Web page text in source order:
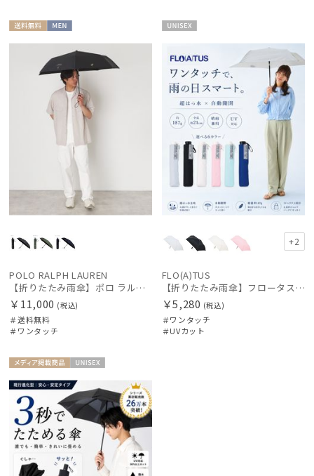
POLO RALPH LAUREN
【折りたたみ雨傘】ポロ ラルフ ローレン (POLO RALPH LAUREN) ツイル無地×カラーポニー 自動開閉 ワンタッチ
￥11,000 (税込)
＃送料無料
＃ワンタッチ
+2
FLO(A)TUS
【折りたたみ雨傘】フロータス（FLO(A)TUS）プレーン60 超撥水傘 晴雨兼用 UV対応 自動開閉 大きめ
￥5,280 (税込)
＃ワンタッチ
＃UVカット
載商品
X